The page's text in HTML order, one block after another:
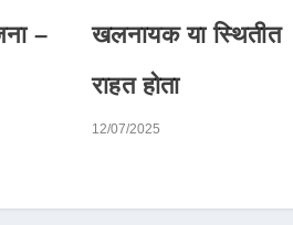
–
खलनायक या स्थितीत
राहत होता
12/07/2025